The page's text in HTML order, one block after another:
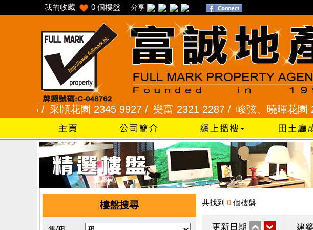
我的收藏 0 個樓盤 分享
采頣花園 2345 9927 /樂富 2321 2287 /峻弦、曉暉花園 2345
樓盤搜尋 共找到 0 個樓盤
更新日期 建